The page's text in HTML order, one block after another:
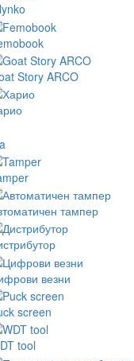
Story ARCO
тампер
везни
screen
tool